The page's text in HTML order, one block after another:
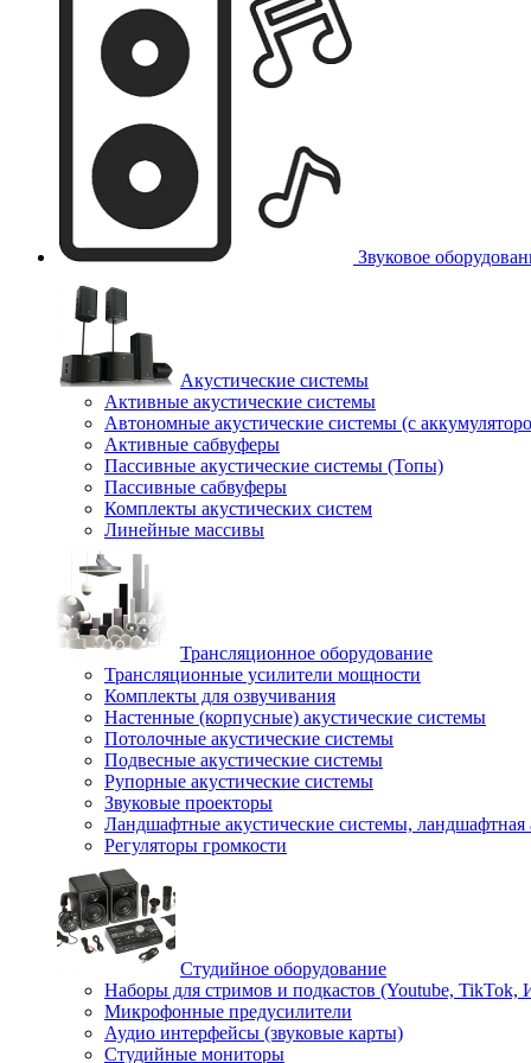
Звуковое
Акустические системы
Активные акустические системы
Автономные акустические системы (с
Активные сабвуферы
Пассивные акустические системы (Топы)
Пассивные сабвуферы
Комплекты акустических систем
Линейные массивы
Трансляционное оборудование
Трансляционные усилители мощности
Комплекты для озвучивания
Настенные (корпусные) акустические системы
Потолочные акустические системы
Подвесные акустические системы
Рупорные акустические системы
Звуковые проекторы
Ландшафтные акустические системы, ландшафтная
Регуляторы громкости
Студийное оборудование
Наборы для стримов и подкастов (Youtube, TikTok,
Микрофонные предусилители
Аудио интерфейсы (звуковые карты)
Студийные мониторы